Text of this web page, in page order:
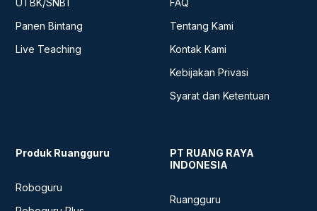
UTBK/SNBT
Panen Bintang
Live Teaching
FAQ
Tentang Kami
Kontak Kami
Kebijakan Privasi
Syarat dan Ketentuan
Produk Ruangguru
Roboguru
PT RUANG RAYA
INDONESIA
Ruangguru